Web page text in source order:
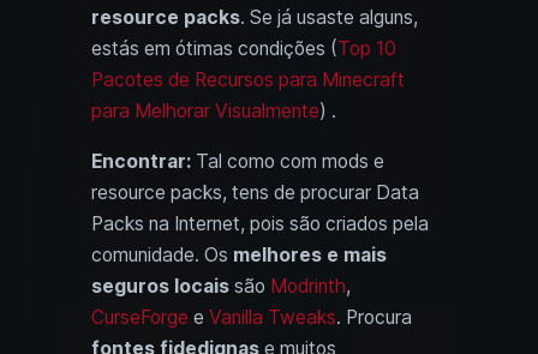
resource packs. Se já usaste alguns,
estás em ótimas condições (Top 10
Pacotes de Recursos para Minecraft
para Melhorar Visualmente) .
Encontrar: Tal como com mods e
resource packs, tens de procurar Data
Packs na Internet, pois são criados pela
comunidade. Os melhores e mais
seguros locais são Modrinth,
CurseForge e Vanilla Tweaks. Procura
fontes fidedignas e muitos